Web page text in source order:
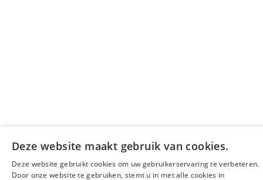
Deze website maakt gebruik van cookies.
Deze website gebruikt cookies om uw gebruikerservaring te verbeteren.
Door onze website te gebruiken, stemt u in met alle cookies in